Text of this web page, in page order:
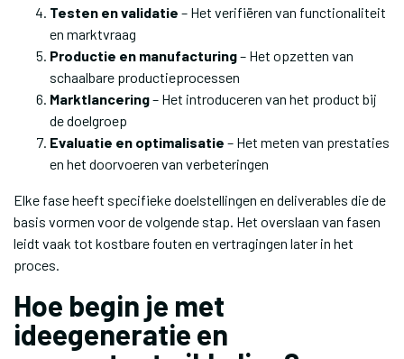
Testen en validatie – Het verifiëren van functionaliteit
en marktvraag
Productie en manufacturing– Het opzetten van
schaalbare productieprocessen
Marktlancering– Het introduceren van het product bij
de doelgroep
Evaluatie en optimalisatie – Het meten van prestaties
en het doorvoeren van verbeteringen
Elke fase heeft specifieke doelstellingen en deliverables die de
basis vormen voor de volgende stap. Het overslaan van fasen
leidt vaak tot kostbare fouten en vertragingen later in het
proces.
Hoe begin je met
ideegeneratie en